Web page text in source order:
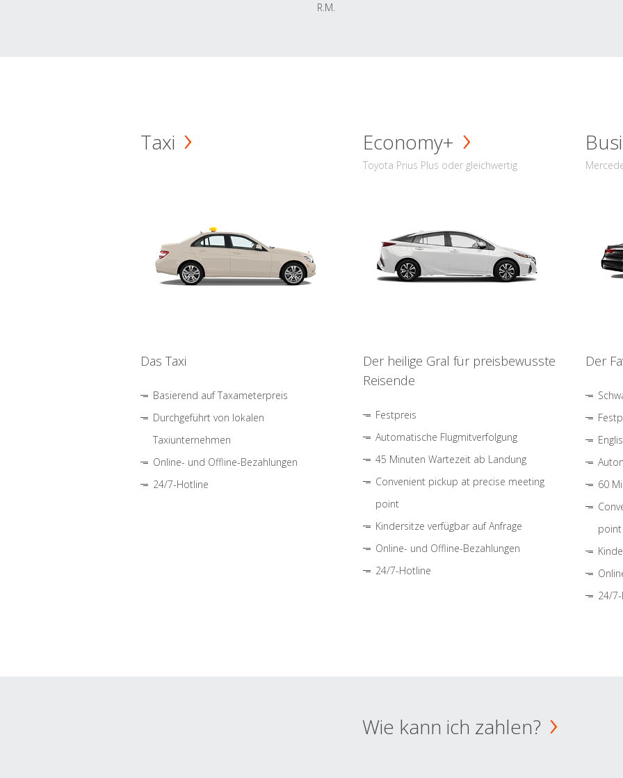
R.M.
Taxi
Das Taxi
Basierend auf Taxameterpreis
Durchgeführt von lokalen
Taxiunternehmen
Online- und Offline-Bezahlungen
24/7-Hotline
Economy+
Toyota Prius Plus oder gleichwertig
Der heilige Gral für preisbewusste
Reisende
Festpreis
Automatische Flugmitverfolgung
45 Minuten Wartezeit ab Landung
Convenient pickup at precise meeting
point
Kindersitze verfügbar auf Anfrage
Online- und Offline-Bezahlungen
24/7-Hotline
Der
60
point
24/
Wie kann ich zahlen?